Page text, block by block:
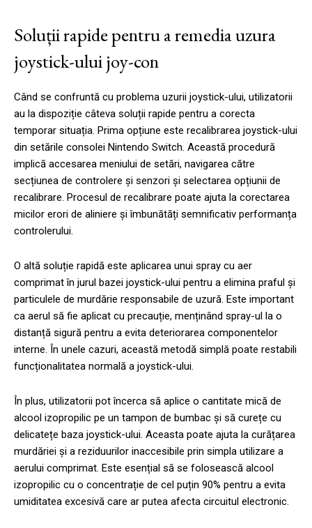
Soluții rapide pentru a remedia uzura
joystick-ului joy-con
Când se confruntă cu problema uzurii joystick-ului, utilizatorii
au la dispoziție câteva soluții rapide pentru a corecta
temporar situația. Prima opțiune este recalibrarea joystick-ului
din setările consolei Nintendo Switch. Această procedură
implică accesarea meniului de setări, navigarea către
secțiunea de controlere și senzori și selectarea opțiunii de
recalibrare. Procesul de recalibrare poate ajuta la corectarea
micilor erori de aliniere și îmbunătăți semnificativ performanța
controlerului.
O altă soluție rapidă este aplicarea unui spray cu aer
comprimat în jurul bazei joystick-ului pentru a elimina praful și
particulele de murdărie responsabile de uzură. Este important
ca aerul să fie aplicat cu precauție, menținând spray-ul la o
distanță sigură pentru a evita deteriorarea componentelor
interne. În unele cazuri, această metodă simplă poate restabili
funcționalitatea normală a joystick-ului.
În plus, utilizatorii pot încerca să aplice o cantitate mică de
alcool izopropilic pe un tampon de bumbac și să curețe cu
delicatețe baza joystick-ului. Aceasta poate ajuta la curățarea
murdăriei și a reziduurilor inaccesibile prin simpla utilizare a
aerului comprimat. Este esențial să se folosească alcool
izopropilic cu o concentrație de cel puțin 90% pentru a evita
umiditatea excesivă care ar putea afecta circuitul electronic.